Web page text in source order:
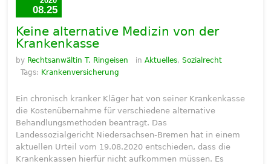
08.25
Keine alternative Medizin von der
Krankenkasse
by Rechtsanwältin T. Ringeisen inAktuelles,Sozialrecht
Tags: Krankenversicherung
Ein chronisch kranker Kläger hat von seiner Krankenkasse
die Kostenübernahme für verschiedene alternative
Behandlungsmethoden beantragt. Das
Landessozialgericht Niedersachsen-Bremen hat in einem
aktuellen Urteil vom 19.08.2020 entschieden, dass die
Krankenkassen hierfür nicht aufkommen müssen. Es